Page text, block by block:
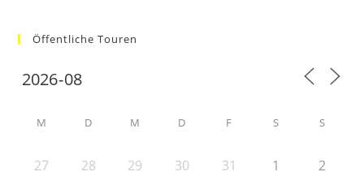
Öffentliche Touren
M D M D F S S
27 28 29 30 31 1 2